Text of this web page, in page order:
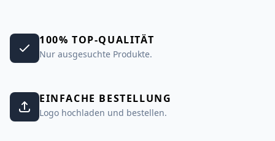
100% TOP-QUALITÄT
Nur ausgesuchte Produkte.
EINFACHE BESTELLUNG
Logo hochladen und bestellen.